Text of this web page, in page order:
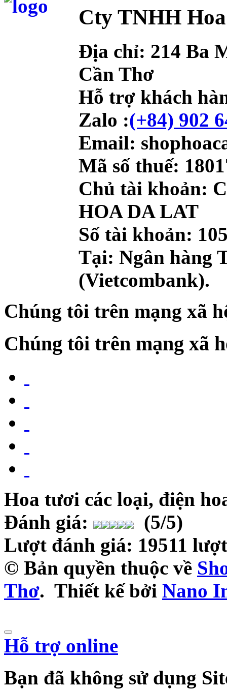
Cty TNHH
Địa chỉ: 214 Ba
Cần Thơ
Hỗ trợ khách
Zalo :(+84) 902
Email:
Mã số thuế:
Chủ tài khoản:
HOA DA LAT
Số tài khoản:
Tại: Ngân hàng
(Vietcombank).
Chúng tôi trên mạng xã
Chúng tôi trên mạng xã
Hoa tươi các loại, điện
Đánh giá:
(5/5)
Lượt đánh giá: 19511 lượt
© Bản quyền thuộc về
Thơ. Thiết kế bởi Nano
Hỗ trợ online
Bạn đã không sử dụng